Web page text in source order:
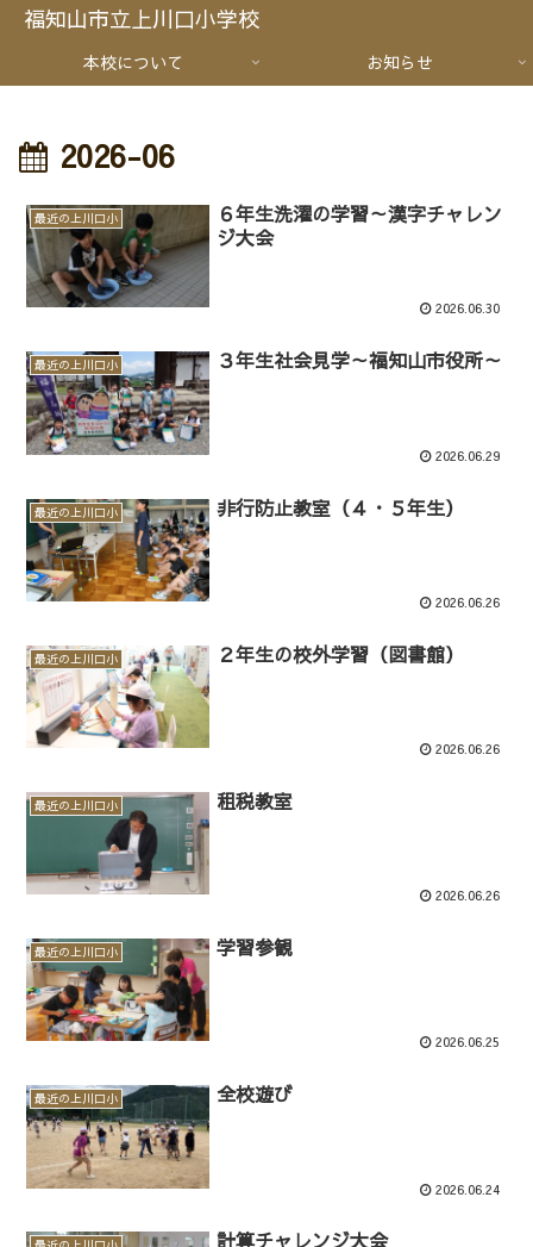
福知山市立上川口小学校
本校について お知らせ
2026-06
最近の上川口小
６年生洗濯の学習～漢字チャレン
ジ大会
2026.06.30
最近の上川口小 ３年生社会見学～福知山市役所～
2026.06.29
最近の上川口小 非行防止教室（４・５年生）
2026.06.26
最近の上川口小 ２年生の校外学習（図書館）
2026.06.26
最近の上川口小 租税教室
2026.06.26
最近の上川口小 学習参観
2026.06.25
最近の上川口小 全校遊び
2026.06.24
計算チャレンジ大会